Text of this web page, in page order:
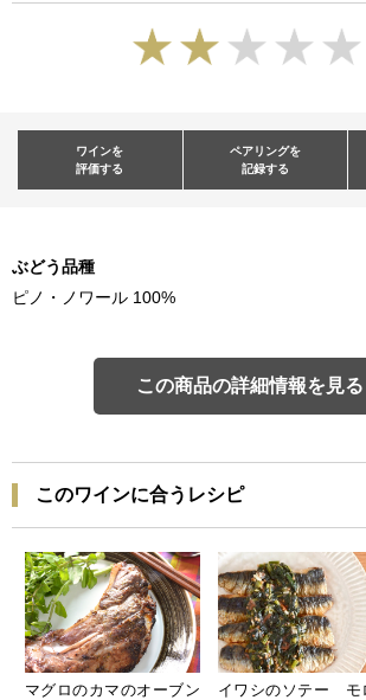
ワインを
評価する
ペアリングを
記録する
ぶどう品種
ピノ・ノワール 100%
この商品の詳細情報を見る
このワインに合うレシピ
マグロのカマのオーブン
イワシのソテー モ